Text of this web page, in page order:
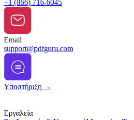
+1 (866) 716-6045
Email
support@pdfguru.com
Υποστήριξη →
Εργαλεία